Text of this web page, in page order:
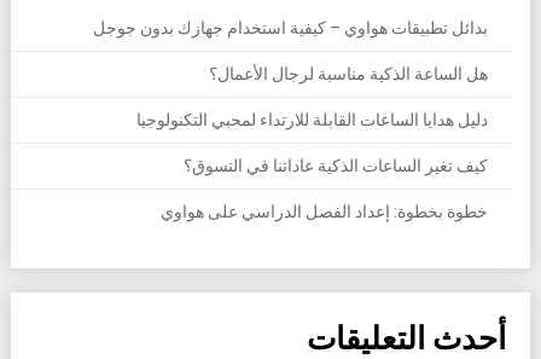
بدائل تطبيقات هواوي – كيفية استخدام جهازك بدون جوجل
هل الساعة الذكية مناسبة لرجال الأعمال؟
دليل هدايا الساعات القابلة للارتداء لمحبي التكنولوجيا
كيف تغير الساعات الذكية عاداتنا في التسوق؟
خطوة بخطوة: إعداد الفصل الدراسي على هواوي
أحدث التعليقات